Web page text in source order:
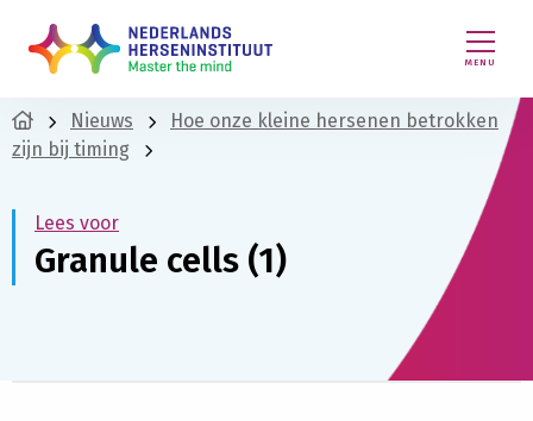
MENU
Nieuws
Hoe onze kleine hersenen betrokken
zijn bij timing
Lees voor
Granule cells (1)